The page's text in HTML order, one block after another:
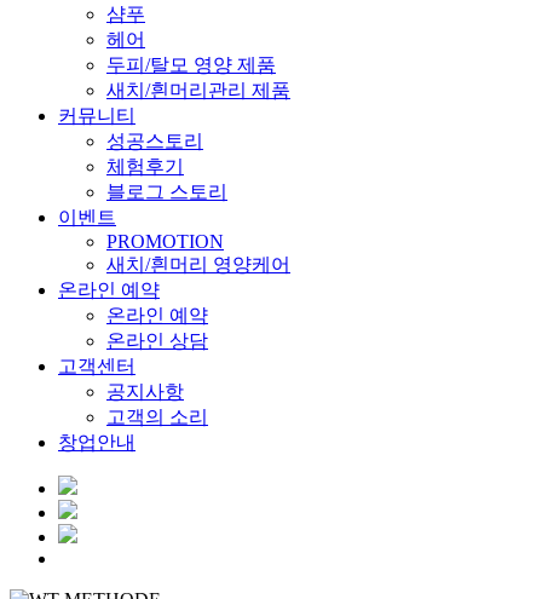
샴푸
헤어
두피/탈모 영양 제품
새치/흰머리관리 제품
커뮤니티
성공스토리
체험후기
블로그 스토리
이벤트
PROMOTION
새치/흰머리 영양케어
온라인 예약
온라인 예약
온라인 상담
고객센터
공지사항
고객의 소리
창업안내